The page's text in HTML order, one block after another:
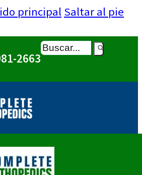
principal Saltar al pie
2663
Buscar